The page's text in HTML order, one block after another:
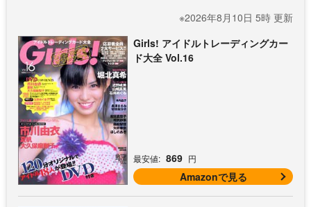
※2026年8月10日 5時 更新
Girls! アイドルトレーディングカー
ド大全 Vol.16
最安値: 869 円
Amazonで見る